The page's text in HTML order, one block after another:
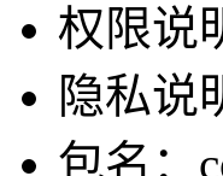
权限说
隐私说
包名：